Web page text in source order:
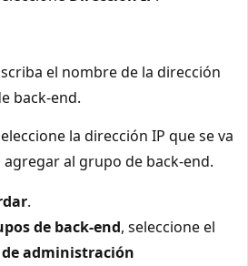
el nombre de la dirección
back-end.
la dirección IP que se va
agregar al grupo de back-end.
.
de back-end, seleccione el
de administración